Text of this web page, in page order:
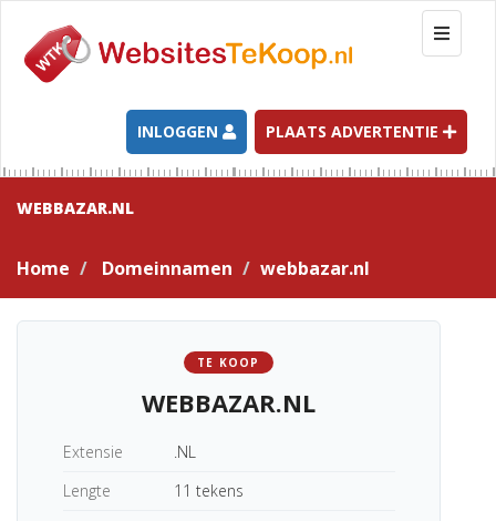
T
o
g
l
e
n
a
t
INLOGGEN PLAATS ADVERTENTIE
WEBBAZAR.NL
Home Domeinnamen webbazar.nl
TE KOOP
WEBBAZAR.NL
Extensie
.NL
Lengte
11 tekens